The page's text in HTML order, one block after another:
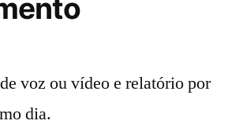
voz ou vídeo e relatório por
dia.